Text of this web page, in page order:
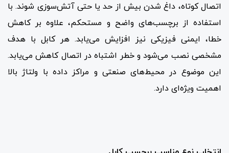
اتصال کوتاه، داغ شدن بیش از حد یا حتی آتش‌سوزی شوند. با
استفاده از برچسب‌های واضح و مستحکم، علاوه بر کاهش
خطا، ایمنی فیزیکی نیز افزایش می‌یابد. هر کابل با هدف
مشخصی نصب می‌شود و خطر اشتباه در اتصال کاهش می‌یابد.
این موضوع در محیط‌های صنعتی و مراکز داده با ولتاژ بالا
اهمیت ویژه‌ای دارد.